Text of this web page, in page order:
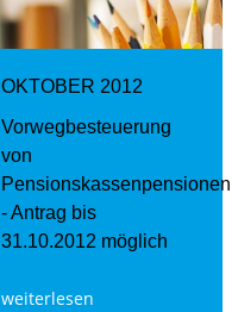
OKTOBER 2012
Vorwegbesteuerung
von
Pensionskassenpensionen
- Antrag bis
31.10.2012 möglich
weiterlesen